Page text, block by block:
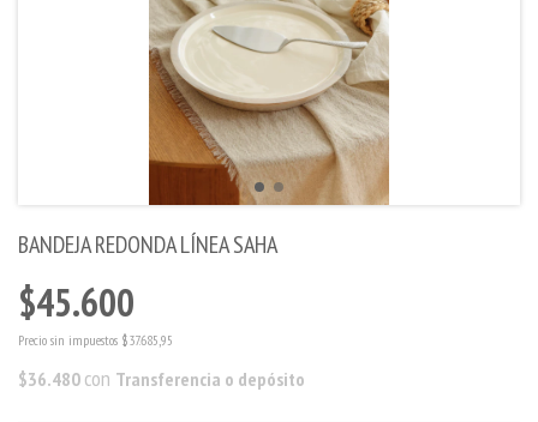
BANDEJA REDONDA LÍNEA SAHA
$45.600
Precio sin impuestos $37.685,95
$36.480 con Transferencia o depósito